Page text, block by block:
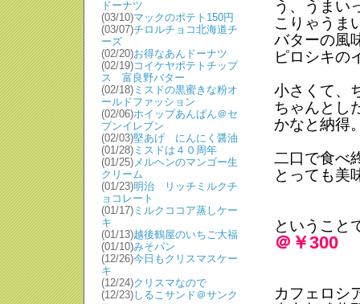
ドーナツ
(03/10)マックのポテト150円
(03/07)チロルチョコ北海道チ
ーズ
(02/20)お得なあんドーナツ
(02/19)コイケヤポテトチップ
ス 富良野バター
(02/18) ミスドの黒蜜きな粉オ
ールドファッション
(02/06)ホイップあんぱん＠セ
ブンイレブン
(02/03)堅あげ にんにく醤油
(01/28) ミスドは４０周年
(01/25)メルヘンのマンゴー生
クリーム
(01/23)明治 リッチミルクチ
ョコレート
(01/17) ミルクココア蒸しケー
キ
(01/13)越後鶴屋のいちご大福
(01/10)みそパン
(12/26)今日もクリスマスケー
キ
(12/24)クリスマなので
(12/23)しるこサンド＠サンク
う、うまい
こりゃうま
バターの風
ピロシキの
小さくて、
ちゃんとし
かなと納得
二口で食べ
とっても美
ということ
＠￥300
カフェロシ